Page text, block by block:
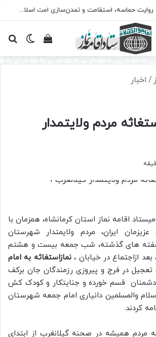
سروده‌ «اربعین»؛ روایت حماسه، استقامت و تمدن‌سازی امت اسلامی
تغییرمشاهده
/ اخبار
مردم ولایتمدار
اقامه نماز استان کرمانشاه، همزمان با
ایران، مردم ولایمتدار شهرستان
های گذشته، شب جمعه بیست و هشتم
نمازاستغاثه به امام
تعجیل در فرج و پیروزی رزمندگان جان برکف
قسم خورده و جنایتکار و کودک کش
والمسلمین دانیاری امام جمعه شهرستان
کردند.
مردم همیشه در صحنه گیلانغرب از ابتدای